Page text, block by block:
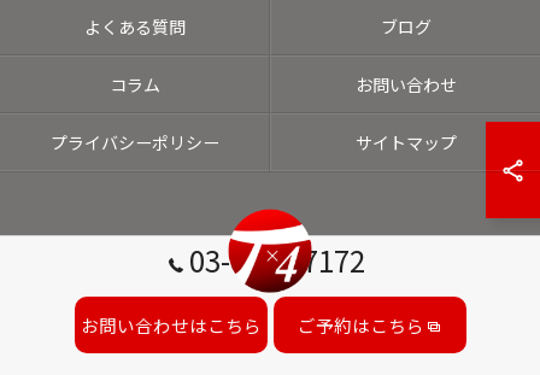
03-6453-7172
お問い合わせはこちら ご予約はこちら
よくある質問 ブログ
コラム お問い合わせ
プライバシーポリシー サイトマップ
© 2026 東京都港区の整体ならT×4 LABO ALL RIGHTS RESERVED.